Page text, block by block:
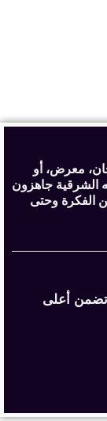
معرض، أو
الشرقية جاهزون
الفكرة وحتى
تضمن أعلى